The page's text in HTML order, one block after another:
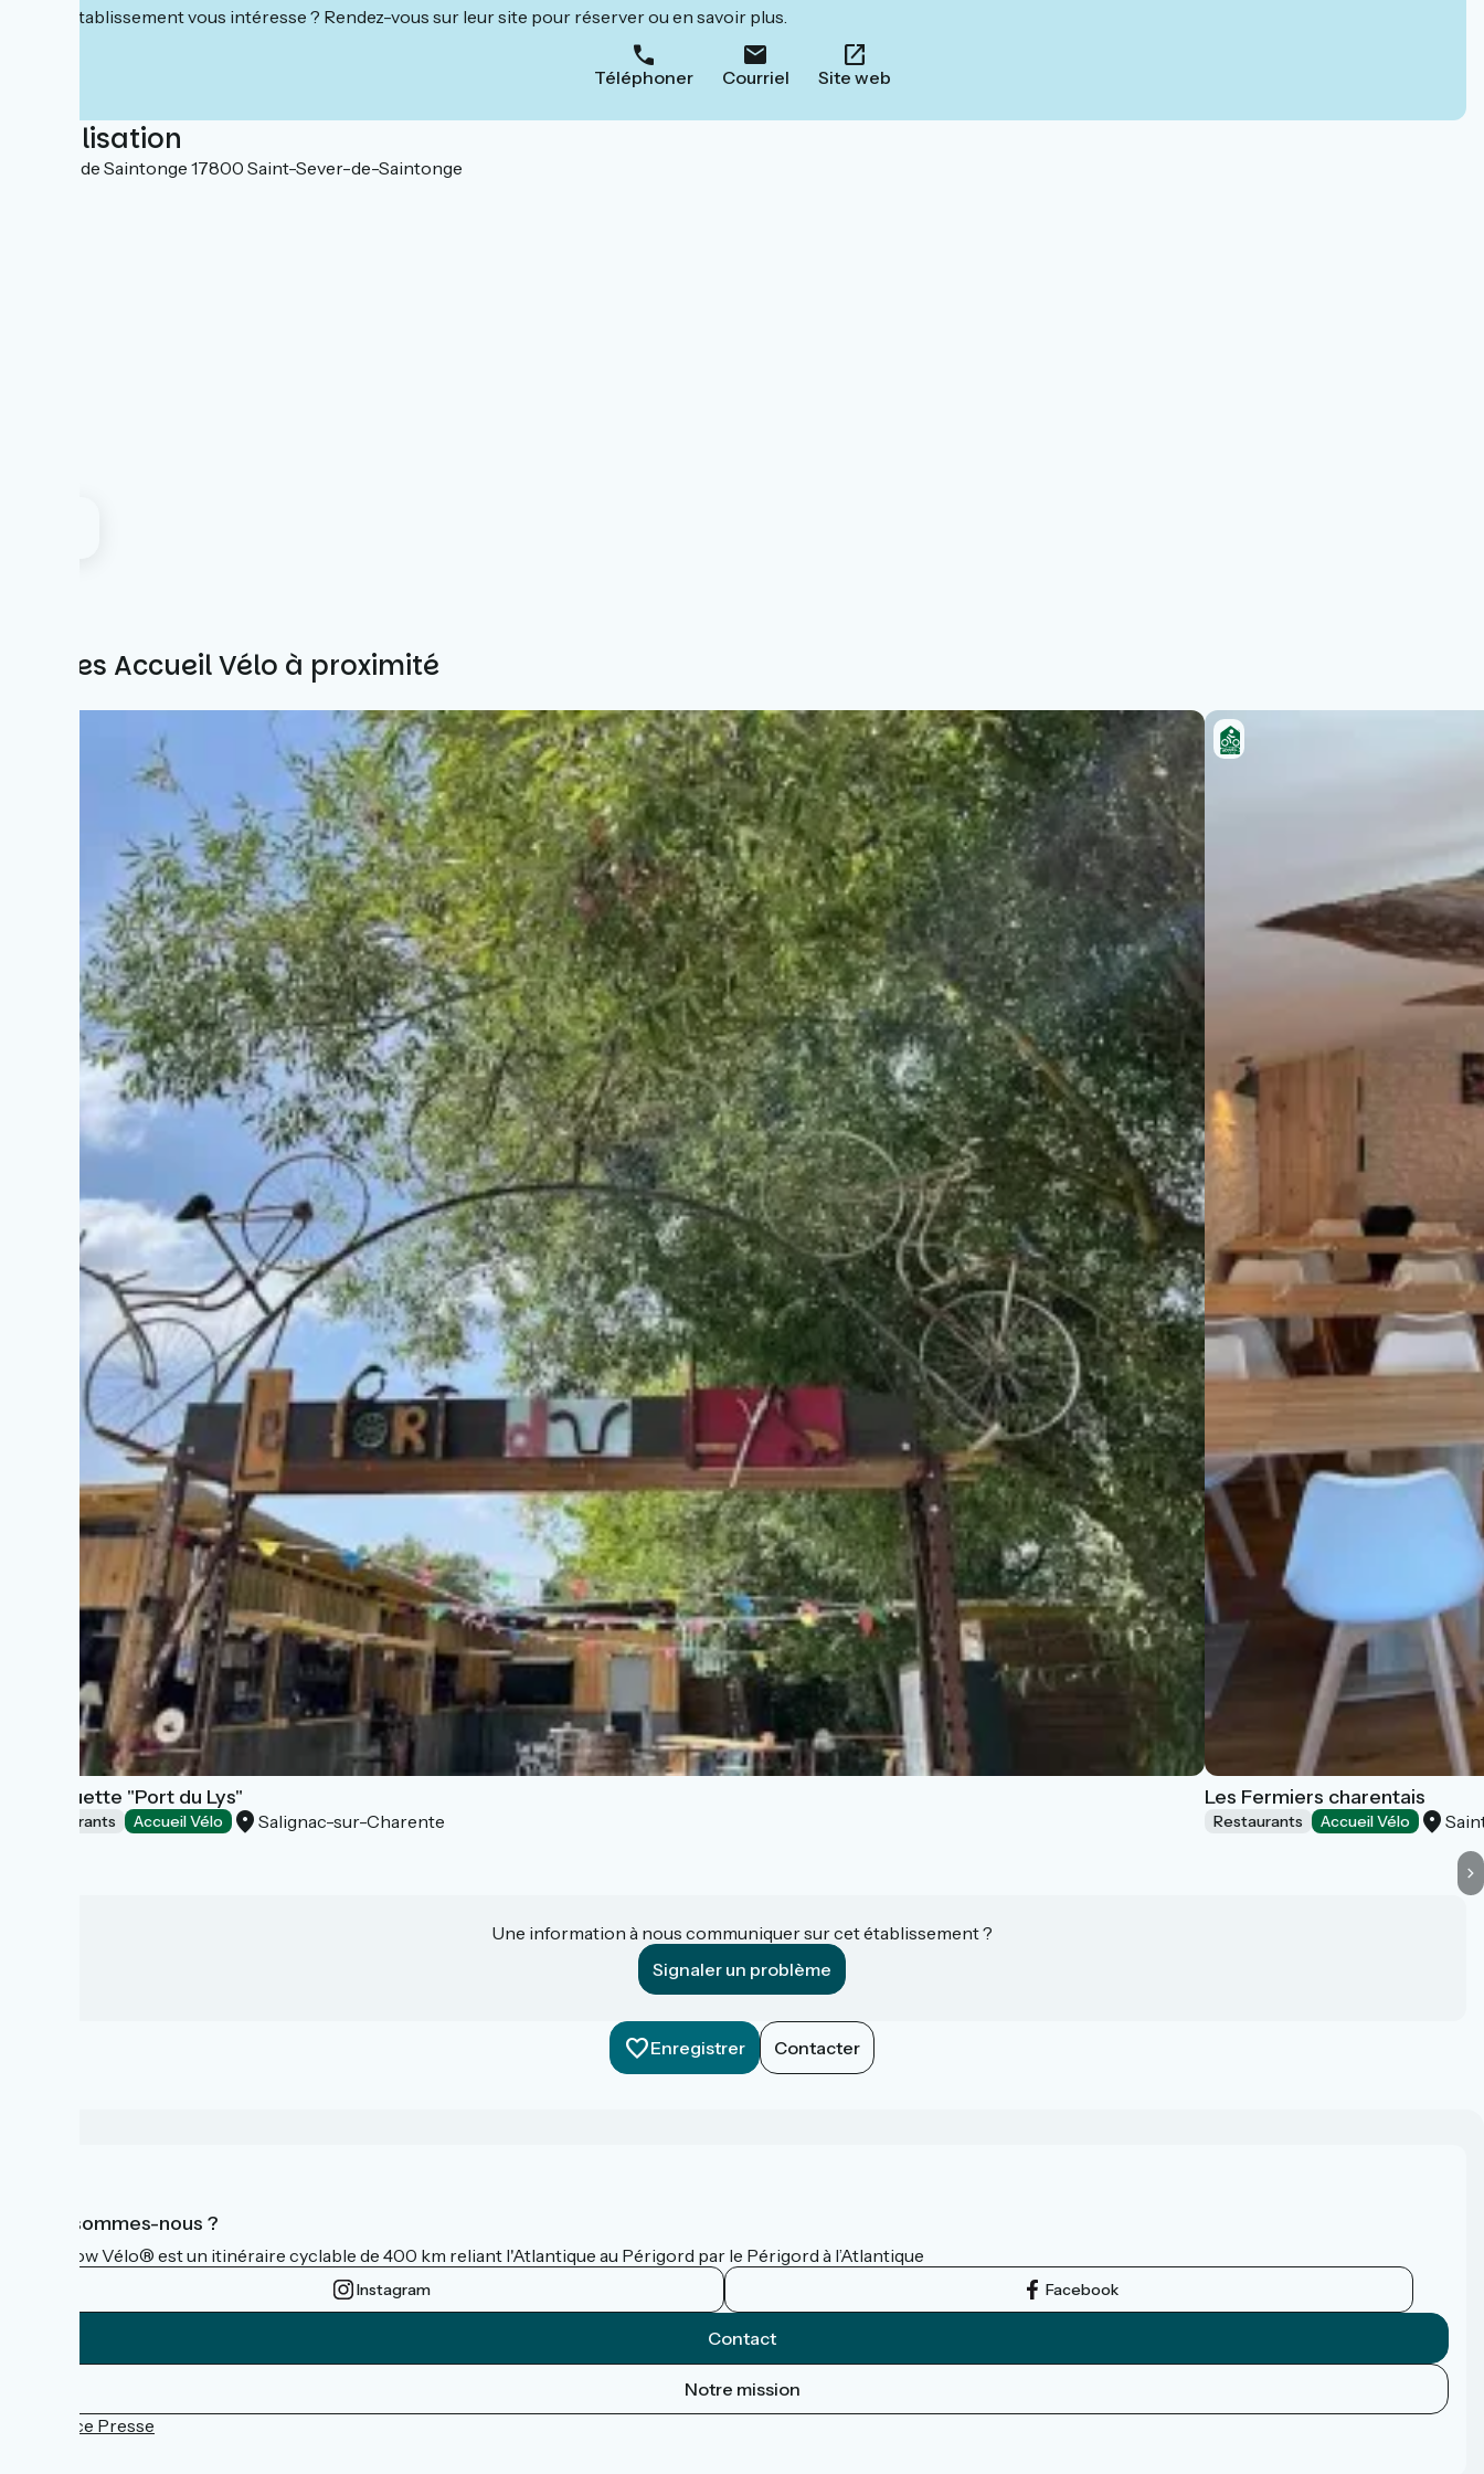
Cet établissement vous intéresse ? Rendez-vous sur leur site pour réserver ou en savoir plus.
Téléphoner Courriel Site web
Localisation
103 rue de Saintonge 17800 Saint-Sever-de-Saintonge
Autres Accueil Vélo à proximité
Guinguette "Port du Lys"
Restaurants Accueil Vélo Salignac-sur-Charente
Les Fermiers charentais
Restaurants Accueil Vélo
Une information à nous communiquer sur cet établissement ?
Signaler un problème
Enregistrer Contacter
Qui sommes-nous ?
La Flow Vélo® est un itinéraire cyclable de 400 km reliant l'Atlantique au Périgord par le Périgord à l’Atlantique
Instagram Facebook
Contact
Notre mission
Espace Presse